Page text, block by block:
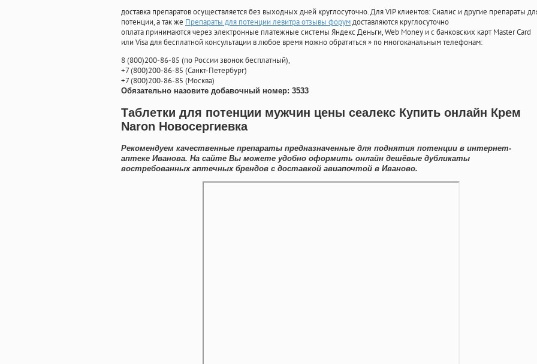
доставка препаратов осуществляется без выходных дней круглосуточно. Для VIP клиентов: Сиалис и другие препараты
потенции, а так же Препараты для потенции левитра отзывы форумдоставляются круглосуточно
оплата принимаются через электронные платежные системы Яндекс Деньги, Web Money и с банковских карт Master Card
или Visa для бесплатной консультации в любое время можно обратиться» по многоканальным телефонам:
8(800)200-86-85 (по России звонок бесплатный),
+7(800)200-86-85 (Санкт-Петербург)
+7(800)200-86-85 (Москва)
Обязательно назовите добавочный номер: 3533
Таблетки для потенции мужчин цены сеалекс Купить онлайн Крем
Naron Новосергиевка
Рекомендуем качественные препараты предназначенные для поднятия потенции в интернет-
аптеке Иванова. На сайте Вы можете удобно оформить онлайн дешёвые дубликаты
востребованных аптечных брендов с доставкой авиапочтой в Иваново.